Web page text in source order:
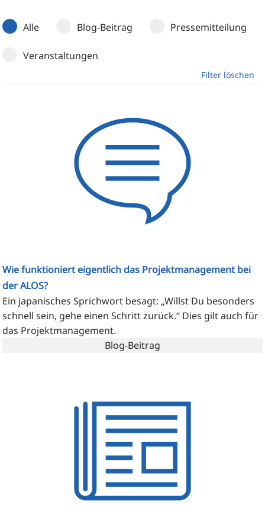
Alle Blog-Beitrag Pressemitteilung
Veranstaltungen
Filter löschen
Wie funktioniert eigentlich das Projektmanagement bei
der ALOS?
Ein japa­ni­sches Sprich­wort besagt: „Willst Du beson­ders
schnell sein, gehe einen Schritt zurück.“ Dies gilt auch für
das Projektmanagement.
Blog-Beitrag